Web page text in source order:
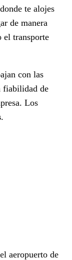
te alojes
de manera
el transporte
con las
fiabilidad de
Los
.
aeropuerto de